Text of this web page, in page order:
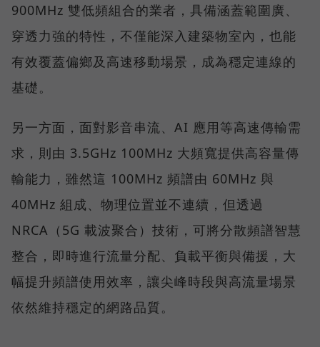
900MHz 雙低頻組合的業者，具備涵蓋範圍廣、
穿透力強的特性，不僅能深入建築物室內，也能
有效覆蓋偏鄉及高速移動場景，成為穩定連線的
基礎。
另一方面，面對影音串流、AI 應用等高速傳輸需
求，則由 3.5GHz 100MHz 大頻寬提供高容量傳
輸能力，雖然這 100MHz 頻譜由 60MHz 與
40MHz 組成、物理位置並不連續，但透過
NRCA（5G 載波聚合）技術，可將分散頻譜智慧
整合，即時進行流量分配、負載平衡與備援，大
幅提升頻譜使用效率，讓尖峰時段與高流量場景
依然維持穩定的網路品質。